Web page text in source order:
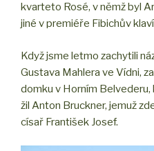
kvarteto Rosé, v němž byl
jiné v premiéře Fibichův
Když jsme letmo zachytili
Gustava Mahlera ve Vídni,
domku v Horním
žil Anton Bruckner, jemuž
císař František Josef.